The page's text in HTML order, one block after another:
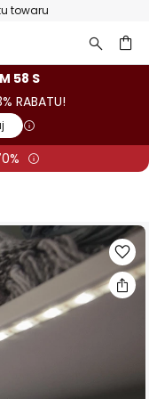
towaru
57 S
RABATU!